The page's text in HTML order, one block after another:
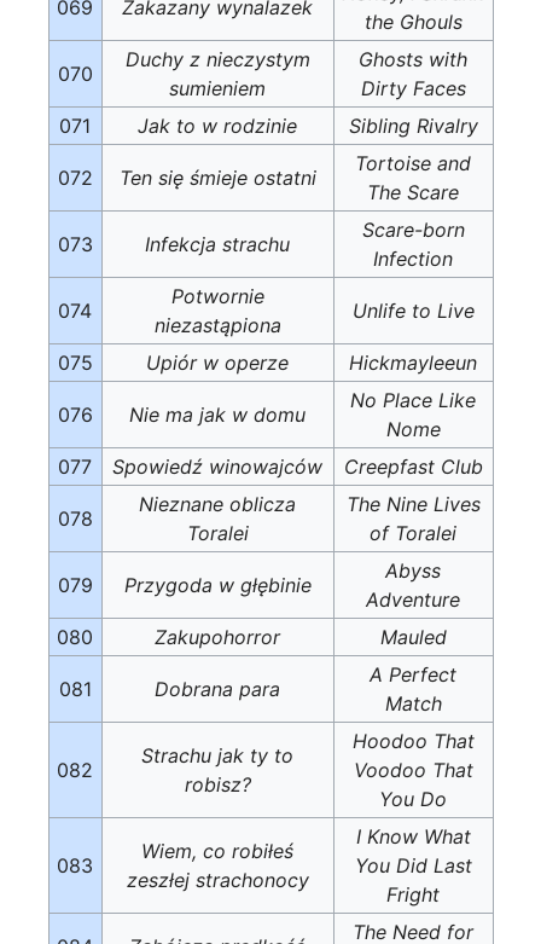
069 Zakazany wynalazek
the Ghouls
070
Duchy z nieczystym
sumieniem
Ghosts with
Dirty Faces
071
Jak to w rodzinie Sibling Rivalry
072 Ten się śmieje ostatni
Tortoise and
The Scare
073 Infekcja strachu
Scare-born
Infection
074
Potwornie
niezastąpiona
Unlife to Live
075 Upiór w operze Hickmayleeun
076 Nie ma jak w domu
No Place Like
Nome
077
Spowiedź winowajców Creepfast Club
078
Nieznane oblicza
Toralei
The Nine Lives
of Toralei
079 Przygoda w głębinie
Abyss
Adventure
080
Zakupohorror Mauled
081 Dobrana para
A Perfect
Match
082
Strachu jak ty to
robisz?
Hoodoo That
Voodoo That
You Do
083
Wiem, co robiłeś
zeszłej strachonocy
I Know What
You Did Last
Fright
The Need for